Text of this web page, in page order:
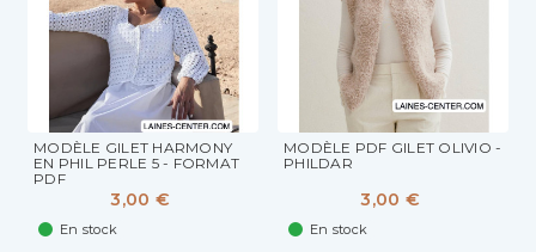
MODÈLE GILET HARMONY
EN PHIL PERLE 5 - FORMAT
PDF
3,00 €
En stock
MODÈLE PDF GILET OLIVIO -
PHILDAR
3,00 €
En stock